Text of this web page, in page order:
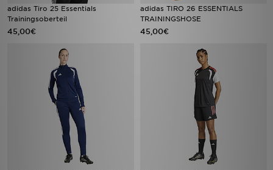
adidas Tiro 25 Essentials
Trainingsoberteil
45,00€
adidas TIRO 26 ESSENTIALS
TRAININGSHOSE
45,00€